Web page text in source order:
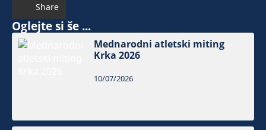
Share
Oglejte si še ...
Mednarodni atletski miting
Krka 2026
10/07/2026